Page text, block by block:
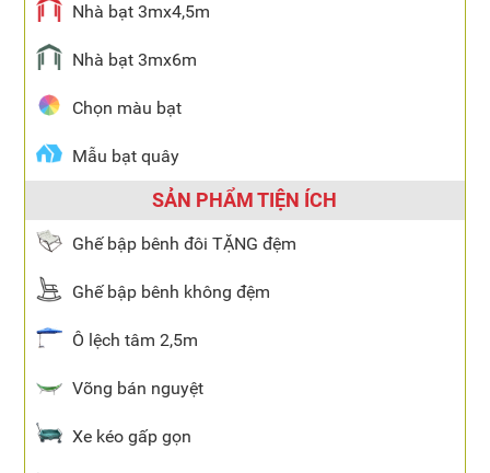
Nhà bạt 3mx4,5m
Nhà bạt 3mx6m
Chọn màu bạt
Mẫu bạt quây
SẢN PHẨM TIỆN ÍCH
Ghế bập bênh đôi TẶNG đệm
Ghế bập bênh không đệm
Ô lệch tâm 2,5m
Võng bán nguyệt
Xe kéo gấp gọn